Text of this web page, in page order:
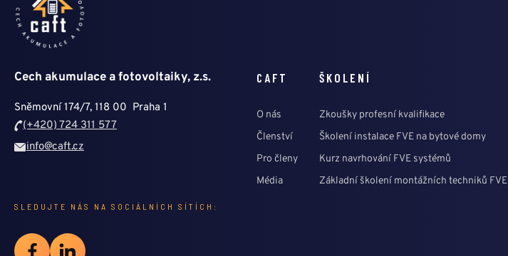
Cech akumulace a fotovoltaiky, z.s.
Sněmovní 174/7, 118 00 Praha 1
(+420) 724 311 577
info@caft.cz
SLEDUJTE NÁS NA SOCIÁLNÍCH SÍTÍCH:
CAFT
O nás
Členství
Pro členy
Média
ŠKOLENÍ
Zkoušky profesní kvalifikace
Školení instalace FVE na bytové domy
Kurz navrhování FVE systémů
Základní školení montážních techniků FVE